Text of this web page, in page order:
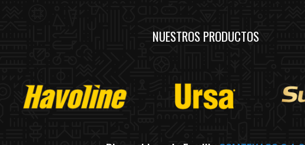
NUESTROS PRODUCTOS